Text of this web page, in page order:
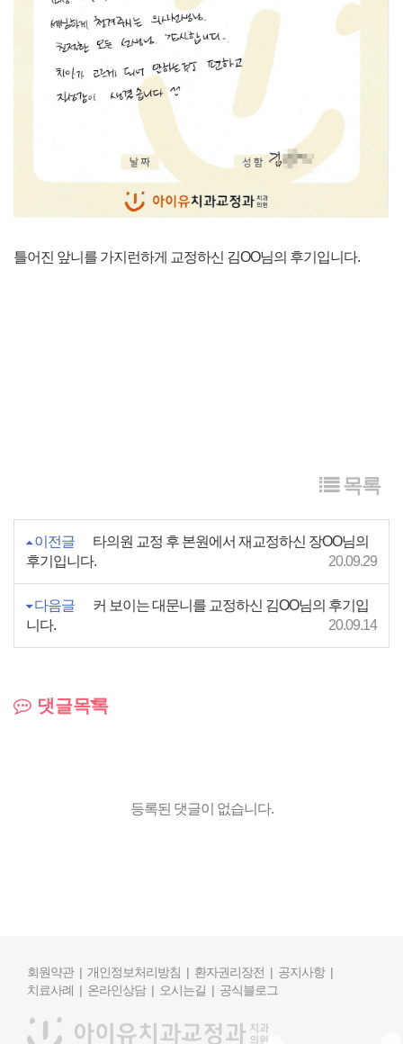
틀어진 앞니를 가지런하게 교정하신 김OO님의 후기입니다.
목록
이전글
타의원 교정 후 본원에서 재교정하신 장OO님의
후기입니다.
20.09.29
다음글
커 보이는 대문니를 교정하신 김OO님의 후기입
니다.
20.09.14
댓글목록
등록된 댓글이 없습니다.
회원약관 | 개인정보처리방침 | 환자권리장전 | 공지사항 |
치료사례 | 온라인상담 | 오시는길 | 공식블로그